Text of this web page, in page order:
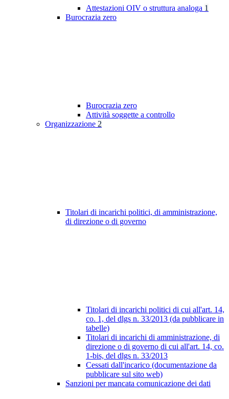
Attestazioni OIV o struttura analoga 1
Burocrazia zero
Burocrazia zero
Attività soggette a controllo
Organizzazione 2
Titolari di incarichi politici, di amministrazione,
di direzione o di governo
Titolari di incarichi politici di cui all'art. 14,
co. 1, del dlgs n. 33/2013 (da pubblicare in
tabelle)
Titolari di incarichi di amministrazione, di
direzione o di governo di cui all'art. 14, co.
1-bis, del dlgs n. 33/2013
Cessati dall'incarico (documentazione da
pubblicare sul sito web)
Sanzioni per mancata comunicazione dei dati